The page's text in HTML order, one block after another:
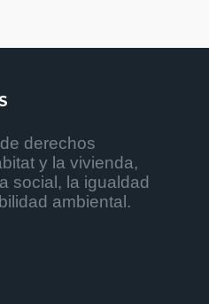
derechos
y la vivienda,
social, la igualdad
ambiental.